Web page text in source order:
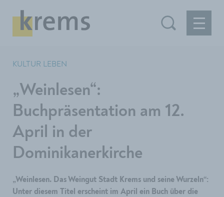
KULTUR LEBEN
„Weinlesen“:
Buchpräsentation am 12.
April in der
Dominikanerkirche
„Weinlesen. Das Weingut Stadt Krems und seine Wurzeln“:
Unter diesem Titel erscheint im April ein Buch über die